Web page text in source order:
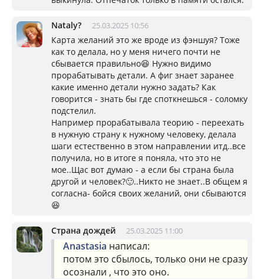
Nataly? 25.03.2025 10:56
Карта желаний это же вроде из фэншуя? Тоже
как то делала, но у меня ничего почти не
сбывается правильно😆 Нужно видимо
прорабатывать детали. А фиг знает заранее
какие именно детали нужно задать? Как
говорится - знать бы где споткнешься - соломку
подстелил.
Например прорабатывала теорию - переехать
в нужную страну к нужному человеку, делала
шаги естественно в этом направлении итд..все
получила, но в итоге я поняла, что это не
мое..Щас вот думаю - а если бы страна была
другой и человек?🙂..Никто не знает..В общем я
согласна- бойся своих желаний, они сбываются
😆
Страна дождей 25.03.2025 11:00
Anastasia написал:
потом это сбылось, только они не сразу
осознали , что это оно.